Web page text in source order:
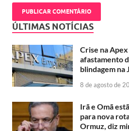
ÚLTIMAS NOTÍCIAS
Crise na
afastamento
blindagem na
8 de agosto de
Irã e Omã
para nova
Ormuz, diz